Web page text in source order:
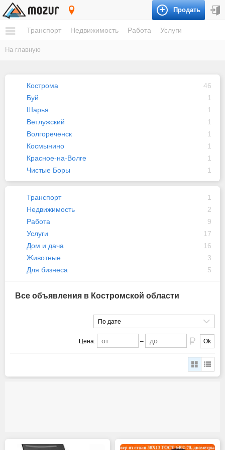
Продать
Транспорт Недвижимость Работа Услуги
На главную
Кострома
46
Буй
1
Шарья
1
Ветлужский
1
Волгореченск
1
Космынино
1
Красное-на-Волге
1
Чистые Боры
1
Транспорт
1
Недвижимость
2
Работа
9
Услуги
17
Дом и дача
16
Животные
3
Для бизнеса
5
Все объявления в Костромской области
По дате
Цена: – Ok